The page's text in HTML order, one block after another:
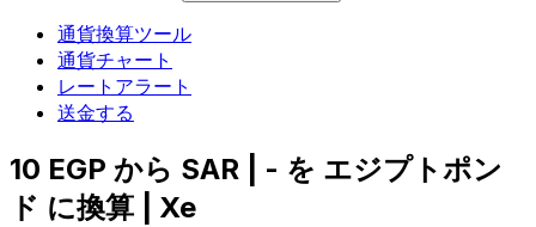
通貨換算ツール
通貨チャート
レートアラート
送金する
10 EGP から SAR | - を エジプトポン
ド に換算 | Xe